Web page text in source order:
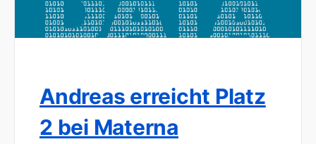
Andreas erreicht Platz
2 bei Materna